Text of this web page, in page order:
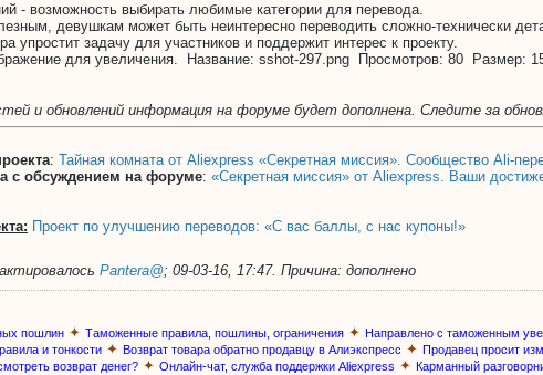
- возможность выбирать любимые категории для перевода.
девушкам может быть неинтересно переводить сложно-технически
упростит задачу для участников и поддержит интерес к проекту.
и обновлений информация на форуме будет дополнена. Следите за
: Тайная комната от Aliexpress «Секретная миссия». Сообщество Ali-
с обсуждением на форуме: «Секретная миссия» от Aliexpress. Ваши
Проект по улучшению переводов: «С вас баллы, с нас купоны!»
Pantera@; 09-03-16, 17:47. Причина: дополнено
пошлин ✦ Таможенные правила, пошлины, ограничения ✦ Направлено с таможенным
и тонкости ✦ Возврат товара обратно продавцу в Алиэкспресс ✦ Продавец просит
возврат денег? ✦ Онлайн-чат, служба поддержки Aliexpress ✦ Карманный